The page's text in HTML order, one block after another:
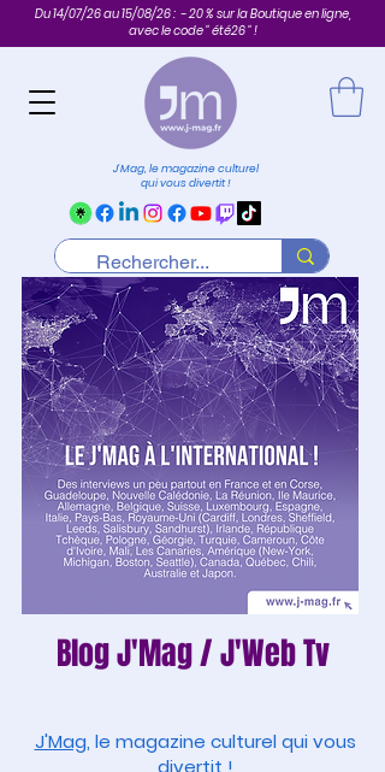
Du 14/07/26 au 15/08/26 : - 20 % sur la Boutique en ligne,
avec le code " été26 " !
J'Mag, le magazine culturel
qui vous divertit !
BlogJ'Mag/J'Web Tv
J'Mag, le magazine culturel qui vous